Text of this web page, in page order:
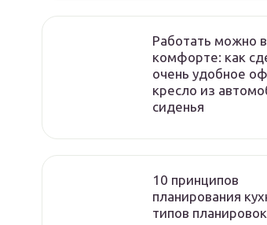
Работать можно в
комфорте: как
очень удобное
кресло из
сиденья
10 принципов
планирования
типов планировок